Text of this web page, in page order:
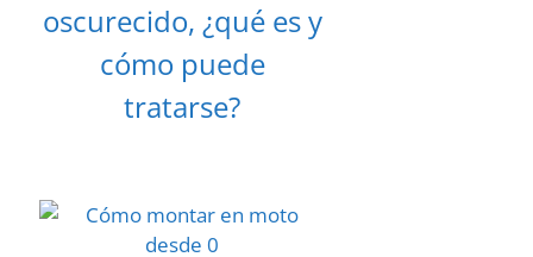
oscurecido, ¿qué es y
cómo puede
tratarse?